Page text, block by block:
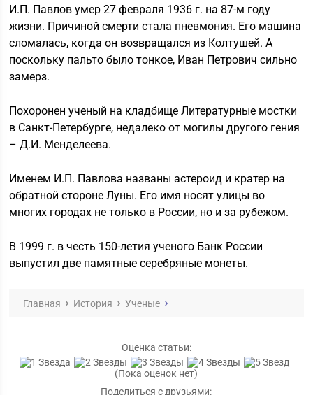
И.П. Павлов умер 27 февраля 1936 г. на 87-м году
жизни. Причиной смерти стала пневмония. Его машина
сломалась, когда он возвращался из Колтушей. А
поскольку пальто было тонкое, Иван Петрович сильно
замерз.
Похоронен ученый на кладбище Литературные мостки
в Санкт-Петербурге, недалеко от могилы другого гения
– Д.И. Менделеева.
Именем И.П. Павлова названы астероид и кратер на
обратной стороне Луны. Его имя носят улицы во
многих городах не только в России, но и за рубежом.
В 1999 г. в честь 150-летия ученого Банк России
выпустил две памятные серебряные монеты.
Главная История Ученые
Оценка статьи:
(Пока оценок нет)
Поделиться с друзьями: